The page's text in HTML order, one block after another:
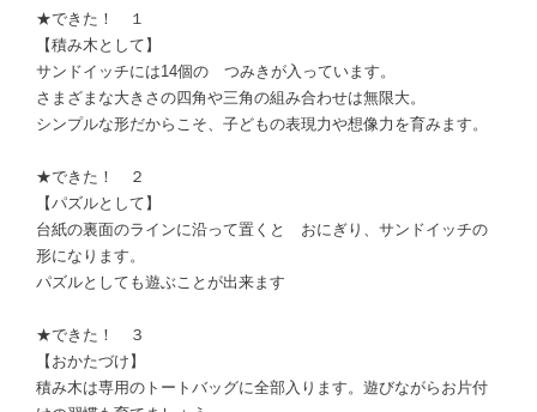
★できた！ １
【積み木として】
サンドイッチには14個の つみきが入っています。
さまざまな大きさの四角や三角の組み合わせは無限大。
シンプルな形だからこそ、子どもの表現力や想像力を育みます。
★できた！ ２
【パズルとして】
台紙の裏面のラインに沿って置くと おにぎり、サンドイッチの
形になります。
パズルとしても遊ぶことが出来ます
★できた！ ３
【おかたづけ】
積み木は専用のトートバッグに全部入ります。遊びながらお片付